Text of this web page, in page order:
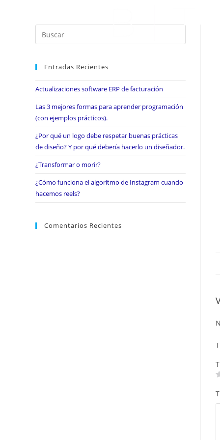
Entradas Recientes
Actualizaciones software ERP de facturación
Las 3 mejores formas para aprender programación
(con ejemplos prácticos).
¿Por qué un logo debe respetar buenas prácticas
de diseño? Y por qué debería hacerlo un diseñador.
¿Transformar o morir?
¿Cómo funciona el algoritmo de Instagram cuando
hacemos reels?
Comentarios Recientes